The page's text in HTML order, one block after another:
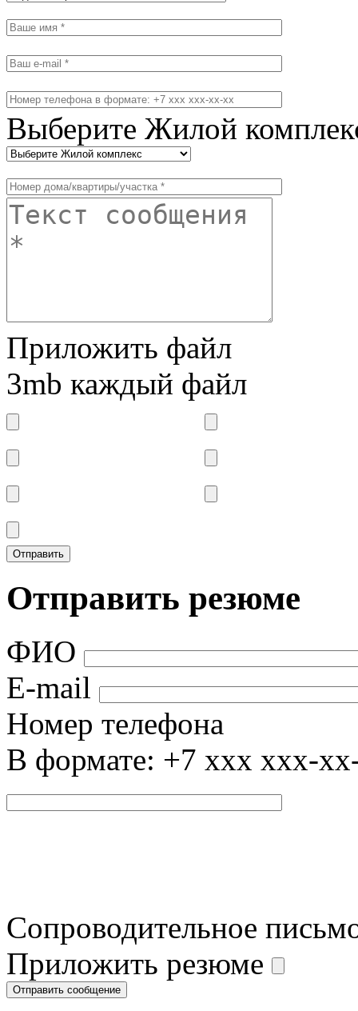
Выберите Жилой
Приложить файл
3mb каждый файл
Отправить резюме
ФИО
E-mail
Номер телефона
В формате: +7 xxx xxx-
Сопроводительное
Приложить резюме